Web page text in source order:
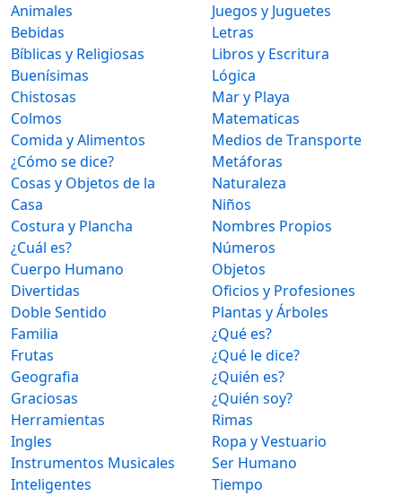
Animales
Bebidas
Bíblicas y Religiosas
Buenísimas
Chistosas
Colmos
Comida y Alimentos
¿Cómo se dice?
Cosas y Objetos de la
Casa
Costura y Plancha
¿Cuál es?
Cuerpo Humano
Divertidas
Doble Sentido
Familia
Frutas
Geografia
Graciosas
Herramientas
Ingles
Instrumentos Musicales
Inteligentes
Juegos y Juguetes
Letras
Libros y Escritura
Lógica
Mar y Playa
Matematicas
Medios de Transporte
Metáforas
Naturaleza
Niños
Nombres Propios
Números
Objetos
Oficios y Profesiones
Plantas y Árboles
¿Qué es?
¿Qué le dice?
¿Quién es?
¿Quién soy?
Rimas
Ropa y Vestuario
Ser Humano
Tiempo